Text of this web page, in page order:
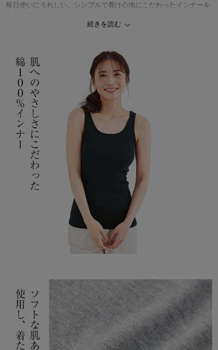
毎日使いにうれしい、シンプルで着け心地にこだわったインナーを
続きを読む